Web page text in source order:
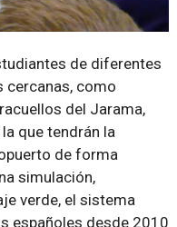
de diferentes
cercanas, como
del Jarama,
que tendrán la
de forma
simulación,
verde, el sistema
españoles desde 2010